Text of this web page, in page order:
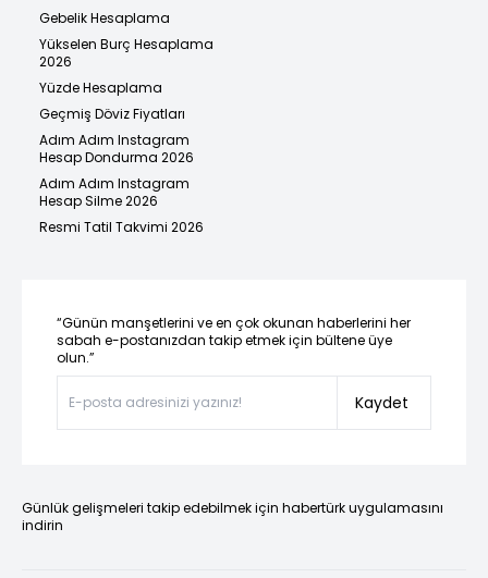
Gebelik Hesaplama
Yükselen Burç Hesaplama
2026
Yüzde Hesaplama
Geçmiş Döviz Fiyatları
Adım Adım Instagram
Hesap Dondurma 2026
Adım Adım Instagram
Hesap Silme 2026
Resmi Tatil Takvimi 2026
“Günün manşetlerini ve en çok okunan haberlerini her
sabah e-postanızdan takip etmek için bültene üye
olun.”
Kaydet
Günlük gelişmeleri takip edebilmek için habertürk uygulamasını
indirin